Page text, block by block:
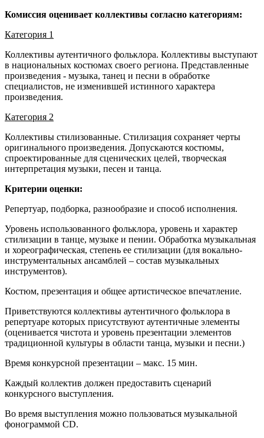
Комиссия оценивает коллективы согласно категориям:
Категория 1
Коллективы аутентичного фольклора. Коллективы выступают
в национальных костюмах своего региона. Представленные
произведения - музыка, танец и песни в обработке
специалистов, не изменившей истинного характера
произведения.
Категория 2
Коллективы стилизованные. Стилизация сохраняет черты
оригинального произведения. Допускаются костюмы,
спроектированные для сценических целей, творческая
интерпретация музыки, песен и танца.
Критерии оценки:
Репертуар, подборка, разнообразие и способ исполнения.
Уровень использованного фольклора, уровень и характер
стилизации в танце, музыке и пении. Обработка музыкальная
и хореографическая, степень ее стилизации (для вокально-
инструментальных ансамблей – состав музыкальных
инструментов).
Костюм, презентация и общее артистическое впечатление.
Приветствуются коллективы аутентичного фольклора в
репертуаре которых присутствуют аутентичные элементы
(оценивается чистота и уровень презентации элементов
традиционной культуры в области танца, музыки и песни.)
Время конкурсной презентации – макс. 15 мин.
Каждый коллектив должен предоставить сценарий
конкурсного выступления.
Во время выступления можно пользоваться музыкальной
фонограммой CD.